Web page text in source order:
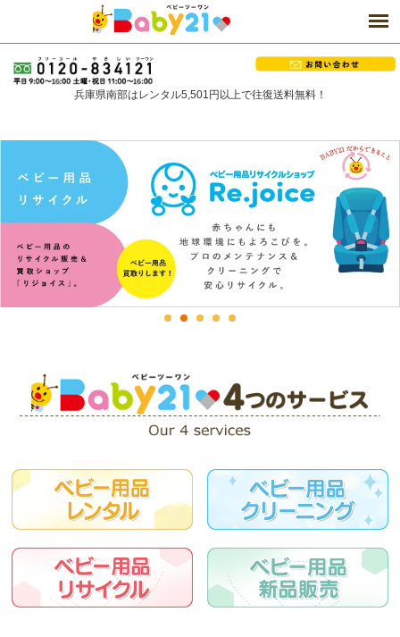
兵庫県南部はレンタル5,501円以上で往復送料無料！